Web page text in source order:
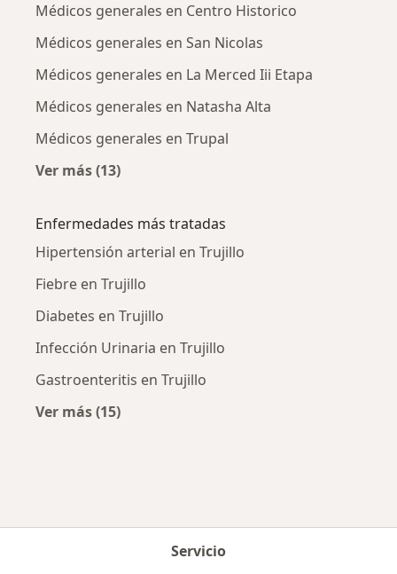
Médicos generales en Centro Historico
Médicos generales en San Nicolas
Médicos generales en La Merced Iii Etapa
Médicos generales en Natasha Alta
Médicos generales en Trupal
Ver más (13)
Enfermedades más tratadas
Hipertensión arterial en Trujillo
Fiebre en Trujillo
Diabetes en Trujillo
Infección Urinaria en Trujillo
Gastroenteritis en Trujillo
Ver más (15)
Servicio